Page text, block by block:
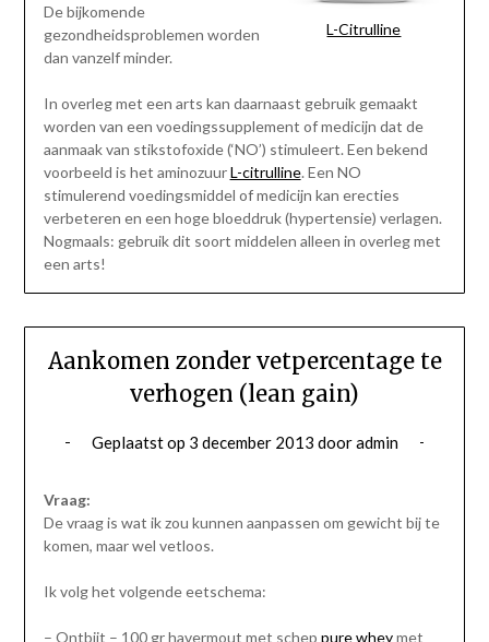
L-Citrulline
De bijkomende
gezondheidsproblemen worden
dan vanzelf minder.
In overleg met een arts kan daarnaast gebruik gemaakt
worden van een voedingssupplement of medicijn dat de
aanmaak van stikstofoxide (‘NO’) stimuleert. Een bekend
voorbeeld is het aminozuurL-citrulline. Een NO
stimulerend voedingsmiddel of medicijn kan erecties
verbeteren en een hoge bloeddruk (hypertensie) verlagen.
Nogmaals: gebruik dit soort middelen alleen in overleg met
een arts!
Aankomen zonder vetpercentage te
verhogen (lean gain)
Geplaatst op 3 december 2013 dooradmin
Vraag:
De vraag is wat ik zou kunnen aanpassen om gewicht bij te
komen, maar wel vetloos.
Ik volg het volgende eetschema:
– Ontbijt – 100 gr havermout met schep pure wheymet